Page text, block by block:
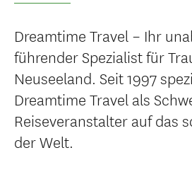
Dreamtime Travel – Ihr
führender Spezialist für
Neuseeland. Seit 1997
Dreamtime Travel als
Reiseveranstalter auf das
der Welt.